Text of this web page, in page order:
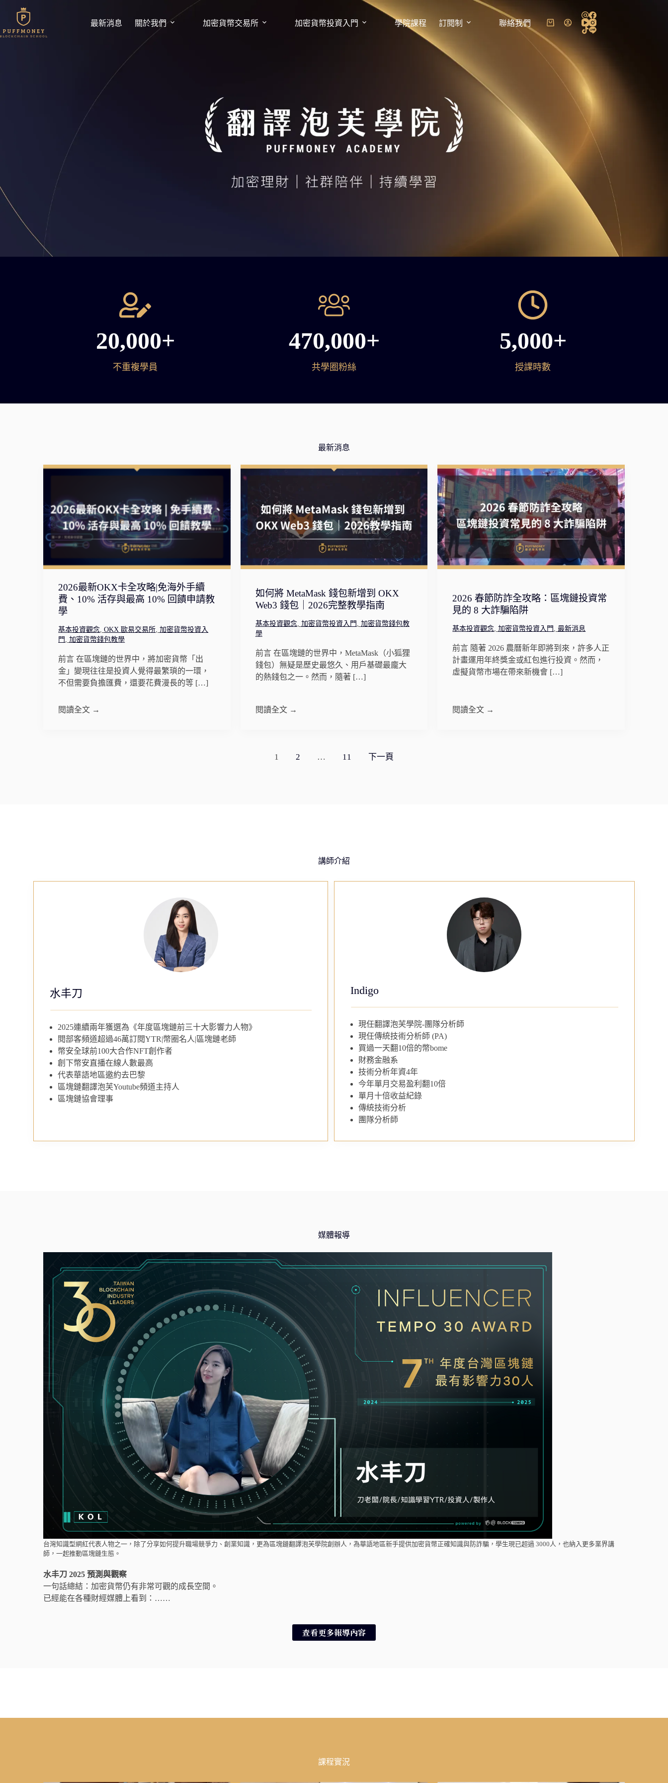
主
最新消息 關於我們 加密貨幣交易所 加密貨幣投資入門 學院課程 訂閱制 聯絡我們
購
物
20,000+
不重複學員
470,000+
共學圈粉絲
5,000+
授課時數
最新消息
2026最新OKX卡全攻略|免海外手續
費、10% 活存與最高 10% 回饋申請教
學
基本投資觀念 ,OKX 歐易交易所 ,加密貨幣投資入
門
,加密貨幣錢包教學
前言 在區塊鏈的世界中，將加密貨幣「出
金」變現往往是投資人覺得最繁瑣的一環，
不但需要負擔匯費，還要花費漫長的等 […]
閱讀全文 →
如何將 MetaMask 錢包新增到 OKX
Web3 錢包｜2026完整教學指南
基本投資觀念, 加密貨幣投資入門
加密貨幣錢包教
學
前言 在區塊鏈的世界中，MetaMask（小狐狸
錢包）無疑是歷史最悠久、用戶基礎最龐大
的熱錢包之一。然而，隨著 […]
閱讀全文 →
2026 春節防詐全攻略：區塊鏈投資常
見的 8 大詐騙陷阱
基本投資觀念 ,加密貨幣投資入門 ,最新消息
前言 隨著 2026 農曆新年即將到來，許多人正
計畫運用年終獎金或紅包進行投資。然而，
虛擬貨幣市場在帶來新機會 […]
閱讀全文 →
1 2 … 11 下一頁
講師介紹
水丰刀
2025連續兩年獲選為《年度區塊鏈前三十大影響力人物》
閱部客頻道超過46萬訂閱YTR|幣圈名人|區塊鏈老師
幣安全球前100大合作NFT創作者
創下幣安直播在線人數最高
代表華語地區邀約去巴黎
區塊鏈翻譯泡芙Youtube頻道主持人
區塊鏈協會理事
Indigo
現任翻譯泡芙學院-團隊分析師
現任傳統技術分析師 (PA)
買過一天翻10倍的幣bome
財務金融系
技術分析年資4年
今年單月交易盈利翻10倍
單月十倍收益紀錄
傳統技術分析
團隊分析師
媒體報導
台灣知識型網紅代表人物之一，除了分享如何提升職場競爭力、創業知識，更為區塊鏈翻譯泡芙學院創辦人，為華語地區新手提供加密貨幣正確知識與防詐騙，學生現已超過 3000人，也納入更多業界講
師，一起推動區塊鏈生態。
水丰刀 2025 預測與觀察
一句話總結：加密貨幣仍有非常可觀的成長空間。
已經能在各種財經媒體上看到：……
查看更多報導內容
課程實況